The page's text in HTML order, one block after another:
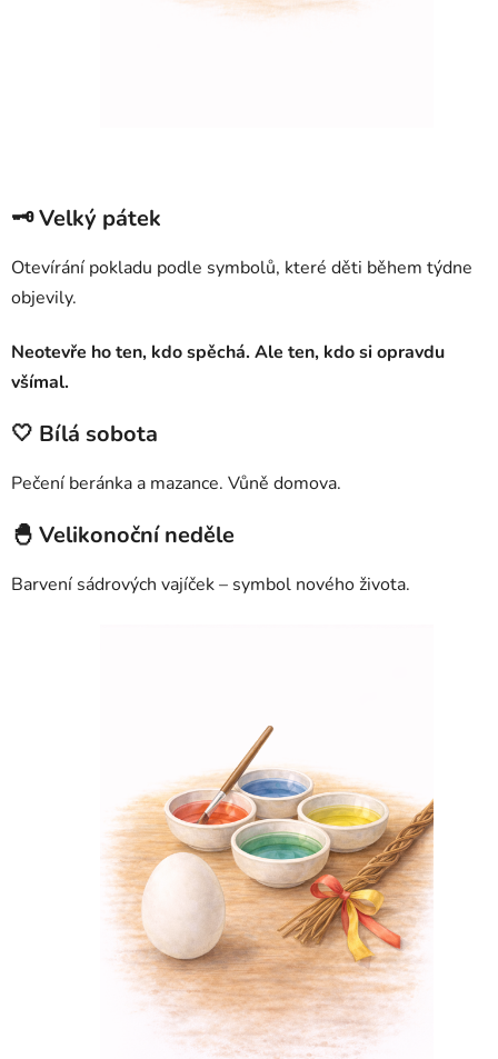
🗝 Velký pátek
Otevírání pokladu podle symbolů, které děti během týdne
objevily.
Neotevře ho ten, kdo spěchá. Ale ten, kdo si opravdu
všímal.
🤍 Bílá sobota
Pečení beránka a mazance. Vůně domova.
🐣 Velikonoční neděle
Barvení sádrových vajíček – symbol nového života.